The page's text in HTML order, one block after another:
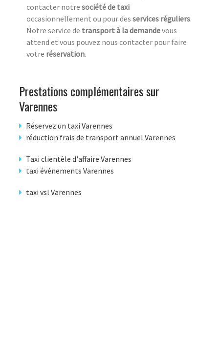
contacter notre société de taxi
occasionnellement ou pour des services réguliers.
Notre service de transport à la demandevous
attend et vous pouvez nous contacter pour faire
votre réservation.
Prestations complémentaires sur
Varennes
Réservez un taxi Varennes
réduction frais de transport annuel Varennes
Taxi clientèle d'affaire Varennes
taxi événements Varennes
taxi vsl Varennes